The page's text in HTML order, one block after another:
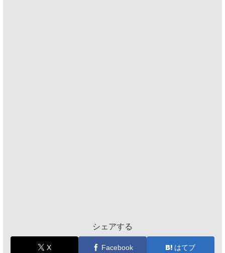
シェアする
X Facebook はてブ